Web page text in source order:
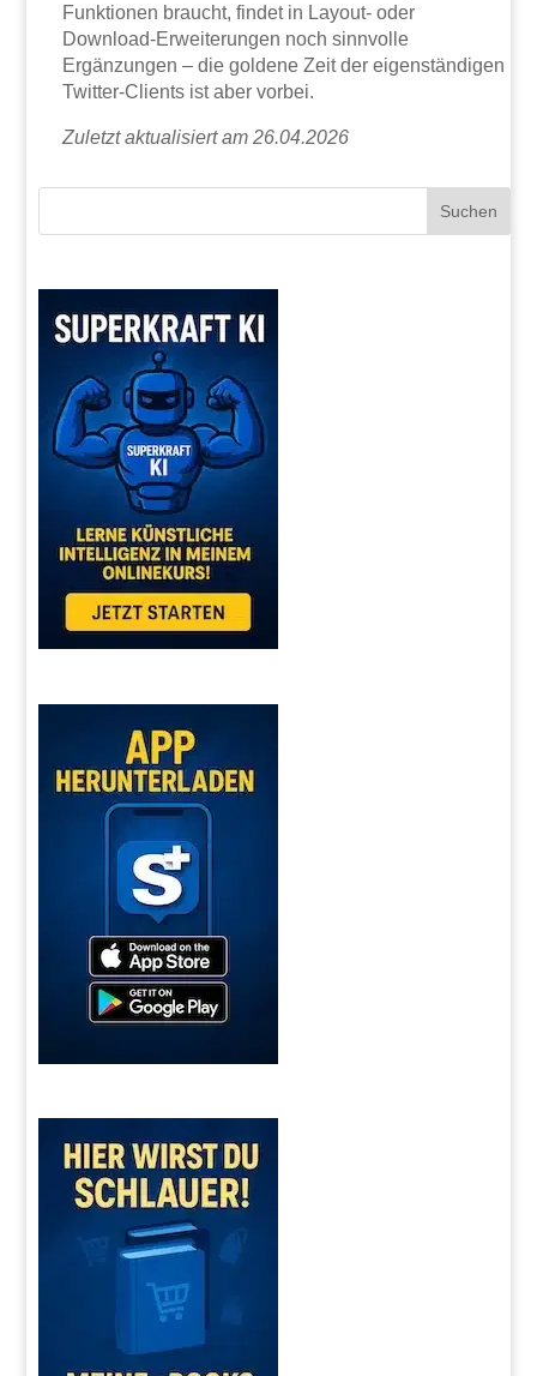
Funktionen braucht, findet in Layout- oder
Download-Erweiterungen noch sinnvolle
Ergänzungen – die goldene Zeit der eigenständigen
Twitter-Clients ist aber vorbei.
Zuletzt aktualisiert am 26.04.2026